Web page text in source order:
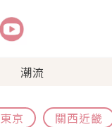
潮流
東京 關西近畿